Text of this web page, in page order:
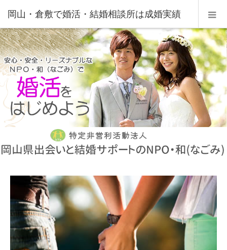
岡山・倉敷で婚活・結婚相談所は成婚実績
の豊富なNPO法人・和(なごみ)へ。